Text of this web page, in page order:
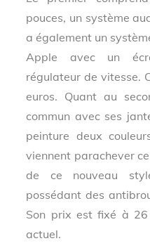
pouces, un système
a également un
Apple avec un
régulateur de vitesse.
euros. Quant au
commun avec ses
peinture deux
viennent parachever
de ce nouveau
possédant des
Son prix est fixé à
actuel.